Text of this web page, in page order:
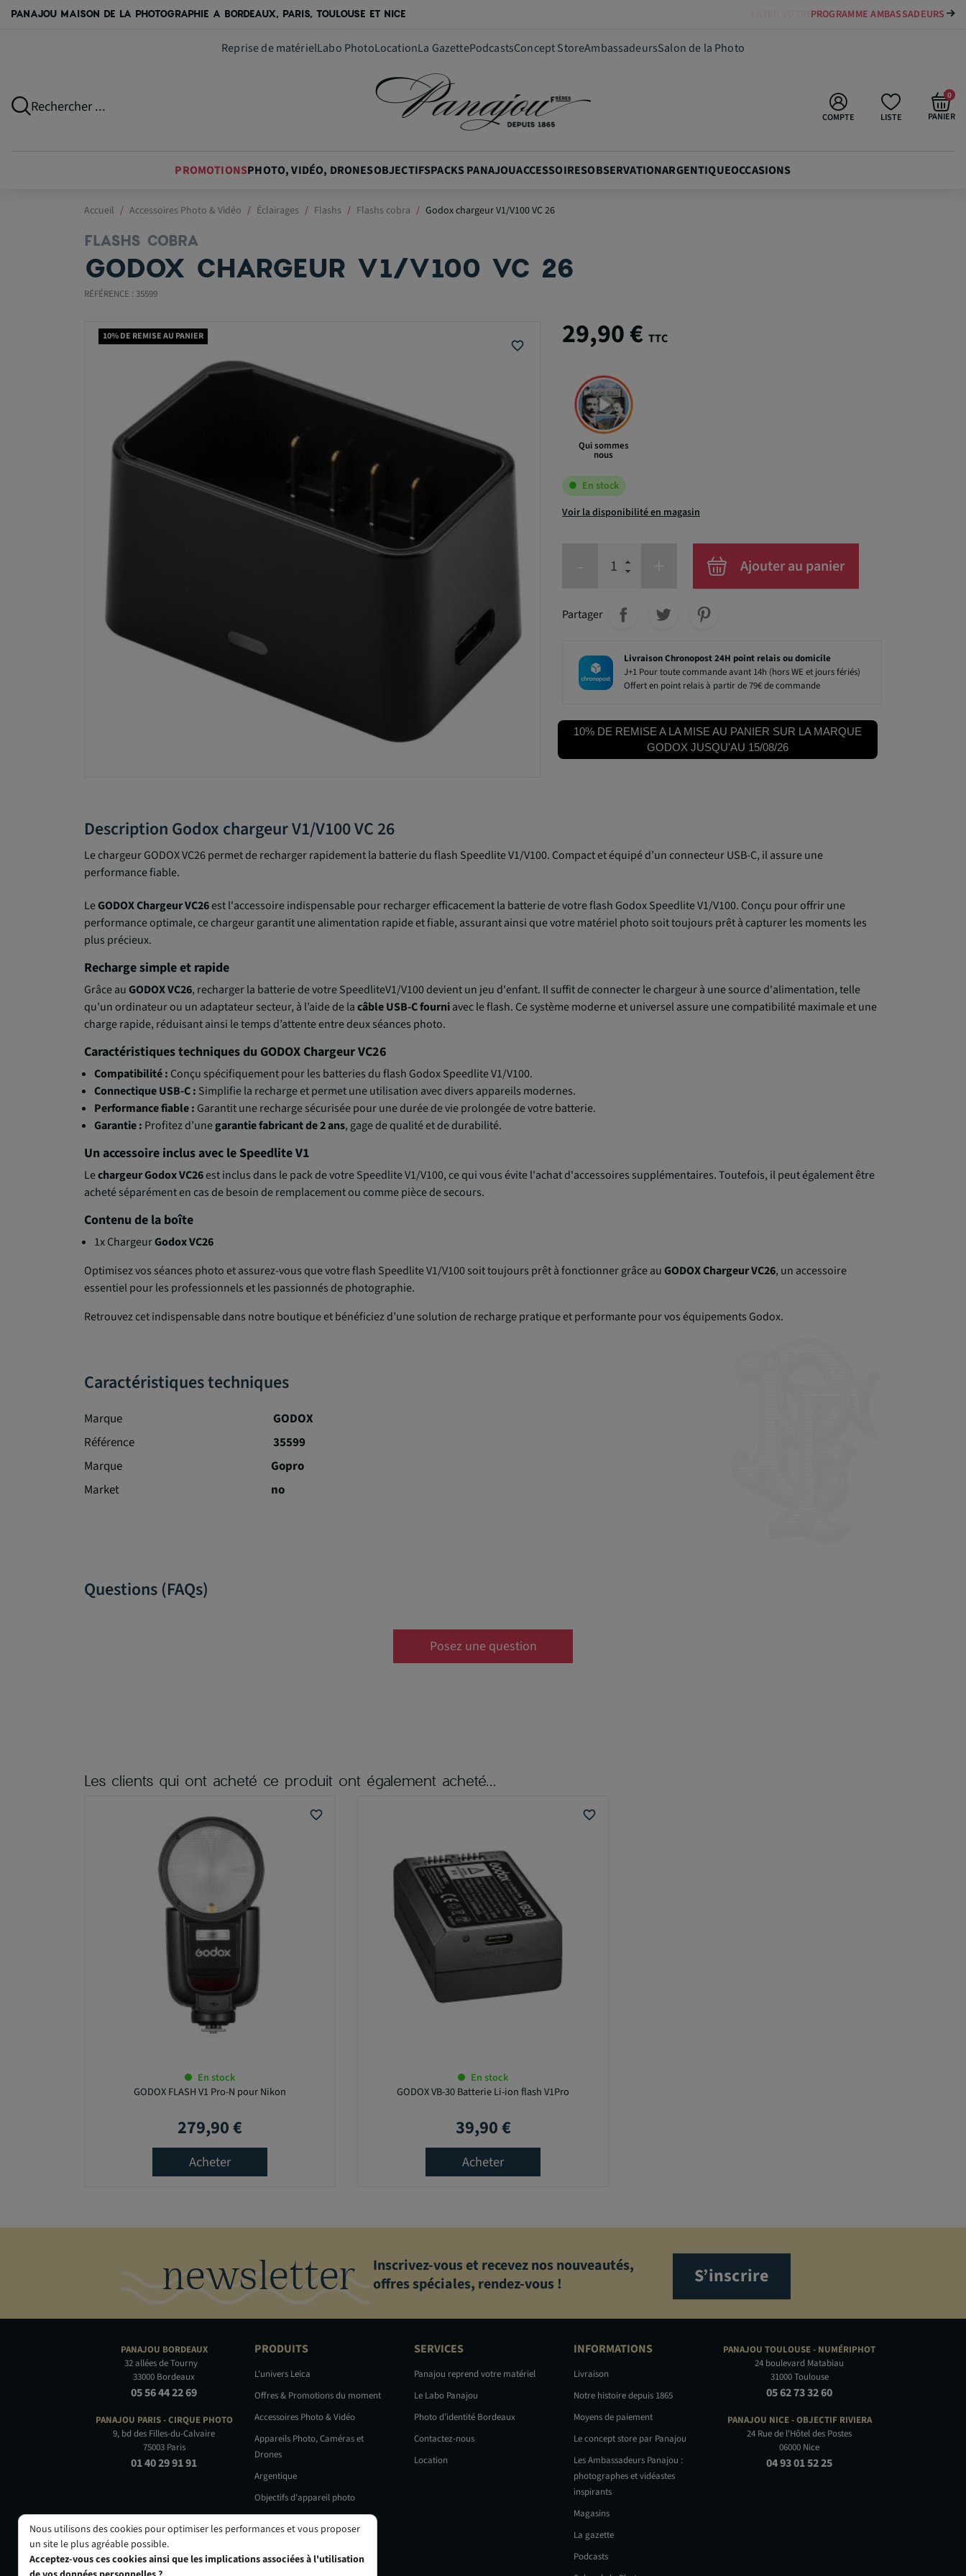
PANAJOU MAISON DE LA PHOTOGRAPHIE A BORDEAUX, PARIS, TOULOUSE ET NICE PAYER VOTRE MATÉRIEL JUSQU'EN 84 FOIS
Reprise de matérielLabo PhotoLocationLa GazettePodcastsConcept StoreAmbassadeursSalon de la Photo
Rechercher ...
LISTE
COMPTE PANIER
0
PROMOTIONSPHOTO, VIDÉO, DRONESOBJECTIFSPACKS PANAJOUACCESSOIRESOBSERVATIONARGENTIQUEOCCASIONS
Accueil Accessoires Photo & Vidéo Éclairages Flashs Flashs cobra Godox chargeur V1/V100 VC 26
FLASHS COBRA
GODOX CHARGEUR V1/V100 VC 26
RÉFÉRENCE : 35599
10% DE REMISE AU PANIER
favorite_border 29,90 € TTC
Qui sommes
nous
En stock
Voir la disponibilité en magasin
Ajouter au panier
29,90 €
Partager
Livraison Chronopost 24H point relais ou domicile
J+1 Pour toute commande avant 14h (hors WE et jours fériés)
Offert en point relais à partir de 79€ de commande
10% DE REMISE A LA MISE AU PANIER SUR LA MARQUE
GODOX JUSQU'AU 15/08/26
Description Godox chargeur V1/V100 VC 26
Le chargeur GODOX VC26 permet de recharger rapidement la batterie du flash Speedlite V1/V100. Compact et équipé d’un connecteur USB-C, il assure une
performance fiable.
LeGODOX Chargeur VC26est l'accessoire indispensable pour recharger efficacement la batterie de votre flash Godox Speedlite V1/V100. Conçu pour offrir une
performance optimale, ce chargeur garantit une alimentation rapide et fiable, assurant ainsi que votre matériel photo soit toujours prêt à capturer les moments les
plus précieux.
Recharge simple et rapide
Grâce auGODOX VC26, recharger la batterie de votre SpeedliteV1/V100 devient un jeu d'enfant. Il suffit de connecter le chargeur à une source d'alimentation, telle
qu'un ordinateur ou un adaptateur secteur, à l’aide de lacâble USB-C fourniavec le flash. Ce système moderne et universel assure une compatibilité maximale et une
charge rapide, réduisant ainsi le temps d’attente entre deux séances photo.
Caractéristiques techniques du GODOX Chargeur VC26
Compatibilité : Conçu spécifiquement pour les batteries du flash Godox Speedlite V1/V100.
Connectique USB-C : Simplifie la recharge et permet une utilisation avec divers appareils modernes.
Performance fiable : Garantit une recharge sécurisée pour une durée de vie prolongée de votre batterie.
Garantie : Profitez d’unegarantie fabricant de 2 ans, gage de qualité et de durabilité.
Un accessoire inclus avec le Speedlite V1
Lechargeur Godox VC26est inclus dans le pack de votre Speedlite V1/V100, ce qui vous évite l'achat d'accessoires supplémentaires. Toutefois, il peut également être
acheté séparément en cas de besoin de remplacement ou comme pièce de secours.
Contenu de la boîte
1x ChargeurGodox VC26
Optimisez vos séances photo et assurez-vous que votre flash Speedlite V1/V100 soit toujours prêt à fonctionner grâce auGODOX Chargeur VC26, un accessoire
essentiel pour les professionnels et les passionnés de photographie.
Retrouvez cet indispensable dans notre boutique et bénéficiez d’une solution de recharge pratique et performante pour vos équipements Godox.
Caractéristiques techniques
Marque
GODOX
Référence
35599
Marque
Gopro
Market
no
Questions (FAQs)
Posez une question
Les clients qui ont acheté ce produit ont également acheté...
favorite_border
En stock
GODOX FLASH V1 Pro-N pour Nikon
Prix
279,90 €
Acheter
favorite_border
En stock
GODOX VB-30 Batterie Li-ion flash V1Pro
Prix
39,90 €
Acheter
newsletter
Inscrivez-vous et recevez nos nouveautés,
offres spéciales, rendez-vous !
S’inscrire
PANAJOU BORDEAUX
32 allées de Tourny
33000 Bordeaux
05 56 44 22 69
PANAJOU PARIS -CIRQUE PHOTO
9, bd des Filles-du-Calvaire
75003 Paris
01 40 29 91 91
PRODUITS
L'univers Leica
Offres & Promotions du moment
Accessoires Photo & Vidéo
Appareils Photo, Caméras et
Drones
Argentique
Objectifs d'appareil photo
Occasions
SERVICES
Panajou reprend votre matériel
Le Labo Panajou
Photo d’identité Bordeaux
Contactez-nous
Location
INFORMATIONS
Livraison
Notre histoire depuis 1865
Moyens de paiement
Le concept store par Panajou
Les Ambassadeurs Panajou :
photographes et vidéastes
inspirants
Magasins
La gazette
Podcasts
PANAJOU TOULOUSE - NUMÉRIPHOT
24 boulevard Matabiau
31000 Toulouse
05 62 73 32 60
PANAJOU NICE -OBJECTIF RIVIERA
24 Rue de l'Hôtel des Postes
06000 Nice
04 93 01 52 25
Nous utilisons des cookies pour optimiser les performances et vous proposer
un site le plus agréable possible.
Acceptez-vous ces cookies ainsi que les implications associées à l'utilisation